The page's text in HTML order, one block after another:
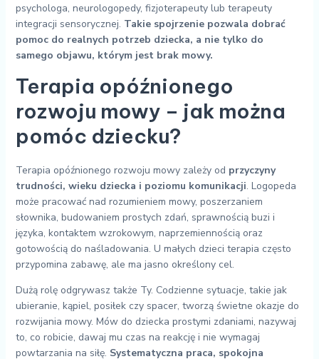
psychologa, neurologopedy, fizjoterapeuty lub terapeuty
integracji sensorycznej. Takie spojrzenie pozwala dobrać
pomoc do realnych potrzeb dziecka, a nie tylko do
samego objawu, którym jest brak mowy.
Terapia opóźnionego
rozwoju mowy – jak można
pomóc dziecku?
Terapia opóźnionego rozwoju mowy zależy od przyczyny
trudności, wieku dziecka i poziomu komunikacji. Logopeda
może pracować nad rozumieniem mowy, poszerzaniem
słownika, budowaniem prostych zdań, sprawnością buzi i
języka, kontaktem wzrokowym, naprzemiennością oraz
gotowością do naśladowania. U małych dzieci terapia często
przypomina zabawę, ale ma jasno określony cel.
Dużą rolę odgrywasz także Ty. Codzienne sytuacje, takie jak
ubieranie, kąpiel, posiłek czy spacer, tworzą świetne okazje do
rozwijania mowy. Mów do dziecka prostymi zdaniami, nazywaj
to, co robicie, dawaj mu czas na reakcję i nie wymagaj
powtarzania na siłę. Systematyczna praca, spokojna